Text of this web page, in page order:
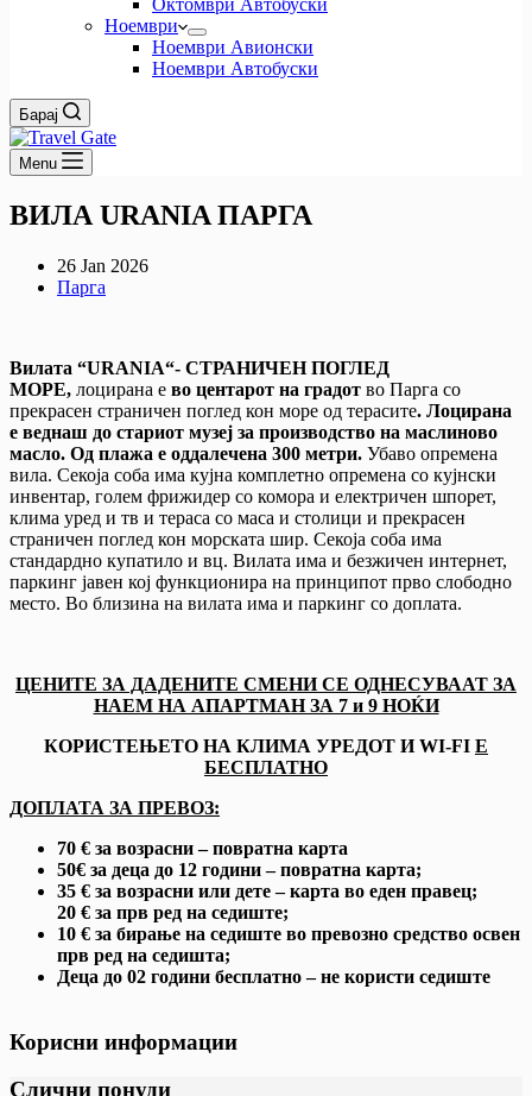
Октомври Автобуски
Ноември
Ноември Авионски
Ноември Автобуски
Барај
Menu
ВИЛА URANIA ПАРГА
26 Jan 2026
Парга
Вилата “URANIA“- СТРАНИЧЕН ПОГЛЕД
МОРЕ, лоцирана е во центарот на градот во Парга со
прекрасен страничен поглед кон море од терасите. Лоцирана
е веднаш до стариот музеј за производство на маслиново
масло. Од плажа е оддалечена 300 метри. Убаво опремена
вила. Секоја соба има кујна комплетно опремена со кујнски
инвентар, голем фрижидер со комора и електричен шпорет,
клима уред и тв и тераса со маса и столици и прекрасен
страничен поглед кон морската шир. Секоја соба има
стандардно купатило и вц. Вилата има и безжичен интернет,
паркинг јавен кој функционира на принципот прво слободно
место. Во близина на вилата има и паркинг со доплата.
ЦЕНИТЕ ЗА ДАДЕНИТЕ СМЕНИ СЕ ОДНЕСУВААТ ЗА
НАЕМ НА АПАРТМАН ЗА 7 и 9 НОЌИ
КОРИСТЕЊЕТО НА КЛИМА УРЕДОТ И WI-FI Е
БЕСПЛАТНО
ДОПЛАТА ЗА ПРЕВОЗ:
70 € за возрасни – повратна карта
50€ за деца до 12 години – повратна карта;
35 € за возрасни или дете – карта во еден правец;
20 € за прв ред на седиште;
10 € за бирање на седиште во превозно средство освен
прв ред на седишта;
Деца до 02 години бесплатно – не користи седиште
Корисни информации
Слични понуди